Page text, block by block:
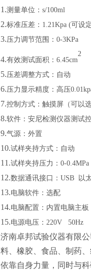
1.测量单位： s/100ml
2.标准压差： 1.21Kpa (可设定
3.压力调节范围： 0-3KPa
4.有效测试面积： 6.45cm
2
5.压差调整方式：自动
6.压力显示精度：高压
7.控制方式：触摸屏（可以
8.软件：安尼检测仪器测试
9.气源：外置
10.试样夹持方式：自动
11.试样夹持压力： 0-0.4MPa
12.数据通讯接口： USB 以
13.电脑软件：选配
14.电脑配置：内置电脑主板
15.电源电压： 220V 50Hz
济南卓邦试验仪器有限
料、橡胶、食品、制药
依靠自身力量，同时与